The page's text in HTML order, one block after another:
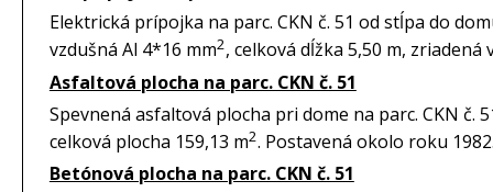
Elektrická prípojka na parc. CKN č. 51 od stĺpa do
vzdušná Al 4*16 mm2, celková dĺžka 5,50 m, zriadená
Asfaltová plocha na parc. CKN č. 51
Spevnená asfaltová plocha pri dome na parc. CKN č.
celková plocha 159,13 m2. Postavená okolo roku
Betónová plocha na parc. CKN č. 51